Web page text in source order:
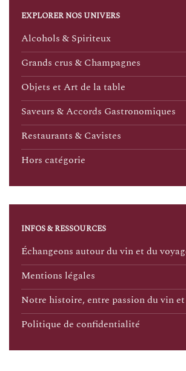
EXPLORER NOS UNIVERS
Alcohols & Spiriteux
Grands crus & Champagnes
Objets et Art de la table
Saveurs & Accords Gastronomiques
Restaurants & Cavistes
Hors catégorie
INFOS & RESSOURCES
Échangeons autour du vin et du
Mentions légales
Notre histoire, entre passion du vin
Politique de confidentialité